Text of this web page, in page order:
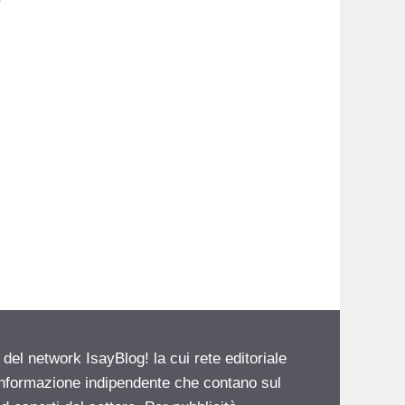
network IsayBlog! la cui rete editoriale
indipendente che contano sul